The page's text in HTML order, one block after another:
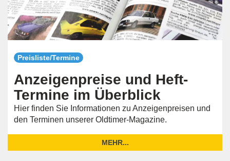
Preisliste/Termine
Anzeigenpreise und Heft-
Termine im Überblick
Hier finden Sie Informationen zu Anzeigenpreisen und
den Terminen unserer Oldtimer-Magazine.
MEHR...